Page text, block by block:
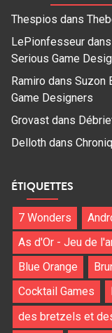
Thespios dans
LePionfesseur dans
Serious Game
Ramiro dans Suzon
Game Designers
Grovast dans
Delloth dans
ÉTIQUETTES
7 Wonders
As d'Or - Jeu de
Blue Orange
Cocktail Games
des bretzels et